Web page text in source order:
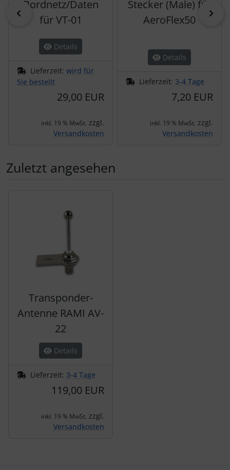
Bordnetz/Daten
für VT-01
Details
Lieferzeit: wird für
Sie bestellt
29,00 EUR
inkl. 19 % MwSt. zzgl.
Versandkosten
Stecker (Male) für
AeroFlex50
Details
Lieferzeit: 3-4 Tage
7,20 EUR
inkl. 19 % MwSt. zzgl.
Versandkosten
Zuletzt angesehen
Transponder-
Antenne RAMI AV-
22
Details
Lieferzeit: 3-4 Tage
119,00 EUR
inkl. 19 % MwSt. zzgl.
Versandkosten